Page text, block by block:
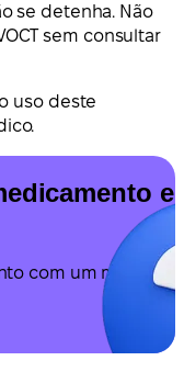
se detenha. Não
sem consultar
uso deste
e
com um médico